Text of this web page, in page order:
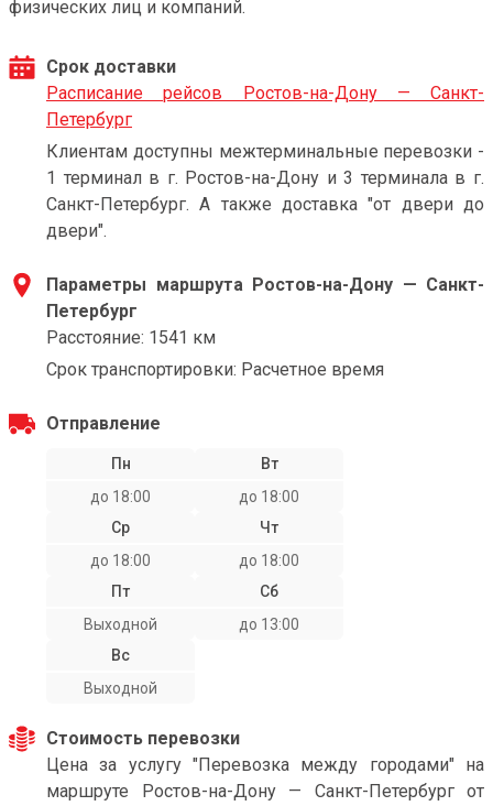
физических лиц и компаний.
Срок доставки
Расписание рейсов Ростов-на-Дону — Санкт-
Петербург
Клиентам доступны межтерминальные перевозки -
1 терминал в г. Ростов-на-Дону и 3 терминала в г.
Санкт-Петербург. А также доставка "от двери до
двери".
Параметры маршрута Ростов-на-Дону — Санкт-
Петербург
Расстояние: 1541 км
Срок транспортировки: Расчетное время
Отправление
Пн
до 18:00
Вт
до 18:00
Ср
до 18:00
Чт
до 18:00
Пт
Выходной
Сб
до 13:00
Вс
Выходной
Стоимость перевозки
Цена за услугу "Перевозка между городами" на
маршруте Ростов-на-Дону — Санкт-Петербург от